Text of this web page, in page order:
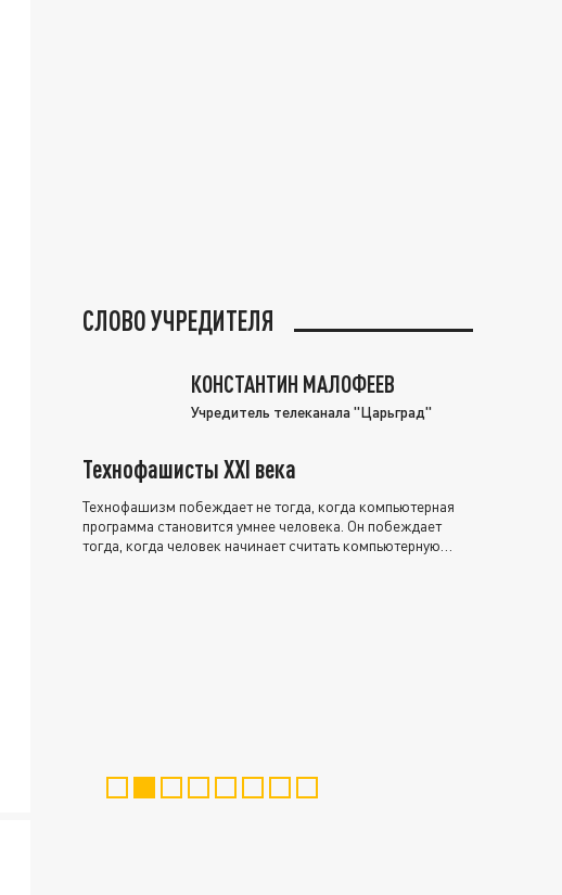
СЛОВО УЧРЕДИТЕЛЯ
КОНСТАНТИН МАЛОФЕЕВ
Учредитель телеканала "Царьград"
Технофашисты XXI века
Технофашизм побеждает не тогда, когда компьютерная
программа становится умнее человека. Он побеждает
тогда, когда человек начинает считать компьютерную